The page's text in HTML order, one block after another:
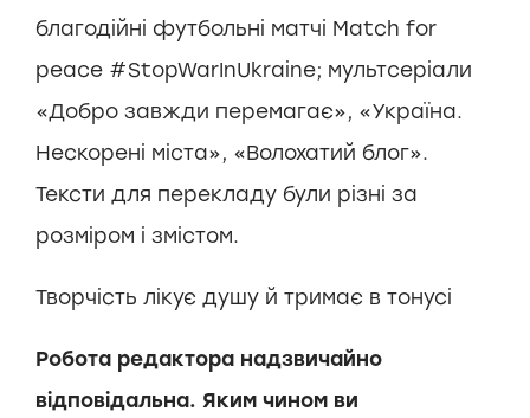
благодійні футбольні матчі Match for
peace #StopWarInUkrainе; мультсеріали
«Добро завжди перемагає», «Україна.
Нескорені міста», «Волохатий блог».
Тексти для перекладу були різні за
розміром і змістом.
Творчість лікує душу й тримає в тонусі
Робота редактора надзвичайно
відповідальна. Яким чином ви